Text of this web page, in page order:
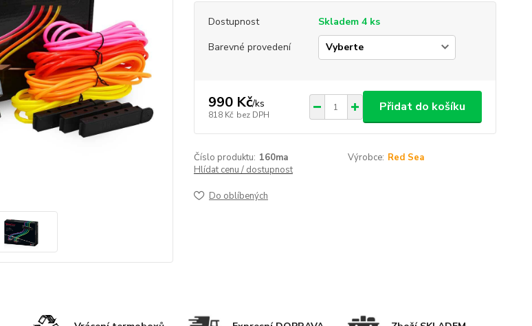
Dostupnost
Skladem 4 ks
Barevné provedení
990 Kč/ks
818 Kč bez DPH
Přidat do košíku
Číslo produktu: 160ma Výrobce: Red Sea
Hlídat cenu / dostupnost
Do oblíbených